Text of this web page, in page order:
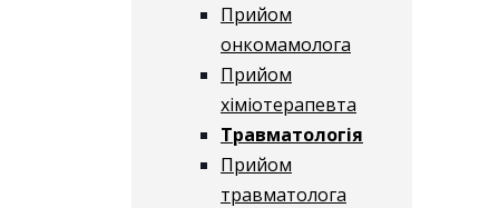
Прийом
онкомамолога
Прийом
хіміотерапевта
Травматологія
Прийом
травматолога